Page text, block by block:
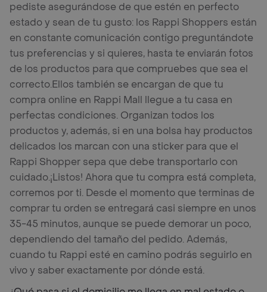
pediste asegurándose de que estén en perfecto
estado y sean de tu gusto: los Rappi Shoppers están
en constante comunicación contigo preguntándote
tus preferencias y si quieres, hasta te enviarán fotos
de los productos para que compruebes que sea el
correcto.Ellos también se encargan de que tu
compra online en Rappi Mall llegue a tu casa en
perfectas condiciones. Organizan todos los
productos y, además, si en una bolsa hay productos
delicados los marcan con una sticker para que el
Rappi Shopper sepa que debe transportarlo con
cuidado.¡Listos! Ahora que tu compra está completa,
corremos por ti. Desde el momento que terminas de
comprar tu orden se entregará casi siempre en unos
35-45 minutos, aunque se puede demorar un poco,
dependiendo del tamaño del pedido. Además,
cuando tu Rappi esté en camino podrás seguirlo en
vivo y saber exactamente por dónde está.